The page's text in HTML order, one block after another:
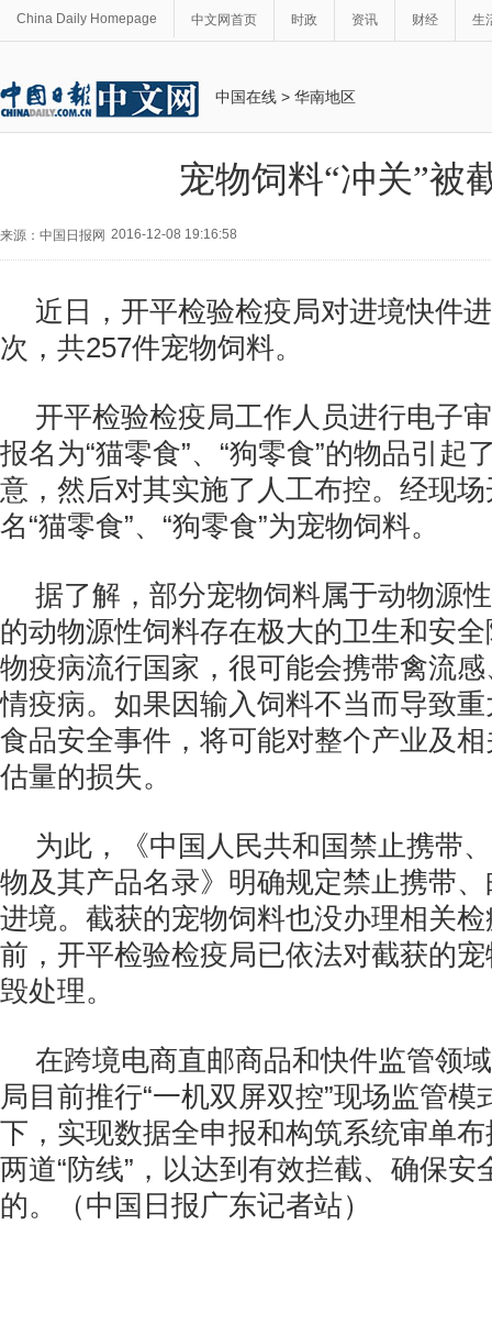
China Daily Homepage 中文网首页 时政 资讯 财经 生
中国在线 > 华南地区
宠物饲料“冲关”被
来源：中国日报网 2016-12-08 19:16:58
近日，开平检验检疫局对进境快件
次，共257件宠物饲料。
开平检验检疫局工作人员进行电子
报名为“猫零食”、“狗零食”的物品引起
意，然后对其实施了人工布控。经现
名“猫零食”、“狗零食”为宠物饲料。
据了解，部分宠物饲料属于动物源
的动物源性饲料存在极大的卫生和安
物疫病流行国家，很可能会携带禽流
情疫病。如果因输入饲料不当而导致
食品安全事件，将可能对整个产业及
估量的损失。
为此，《中国人民共和国禁止携带
物及其产品名录》明确规定禁止携带
进境。截获的宠物饲料也没办理相关
前，开平检验检疫局已依法对截获的
毁处理。
在跨境电商直邮商品和快件监管领
局目前推行“一机双屏双控”现场监管
下，实现数据全申报和构筑系统审单
两道“防线”，以达到有效拦截、确保安
的。（中国日报广东记者站）